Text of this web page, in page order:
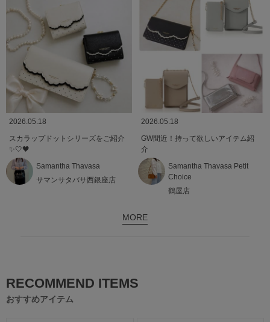
2026.05.18
スカラップドットシリーズをご紹介
✨️🤍🖤
Samantha Thavasa
サマンサタバサ西銀座店
2026.05.18
GW間近！持って欲しいアイテム紹
介
Samantha Thavasa Petit
Choice
鶴屋店
MORE
RECOMMEND ITEMS
おすすめアイテム